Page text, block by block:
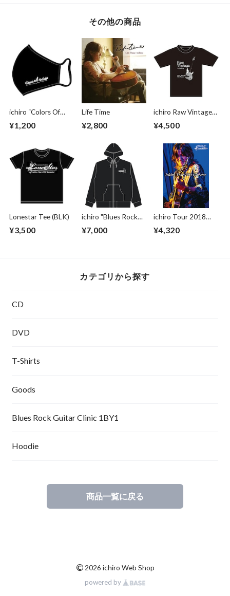
その他の商品
ichiro “Colors Of
Delight” Mask
¥1,200
Life Time
¥2,800
ichiro Raw Vintage
"No.1" Tee (BLK)
¥4,500
Lonestar Tee (BLK)
¥3,500
ichiro "Blues Rock
On" Hoodie
¥7,000
ichiro Tour 2018
Lonestar
¥4,320
カテゴリから探す
CD
DVD
T-Shirts
Goods
Blues Rock Guitar Clinic 1BY1
Hoodie
商品一覧に戻る
© 2026 ichiro Web Shop
powered by